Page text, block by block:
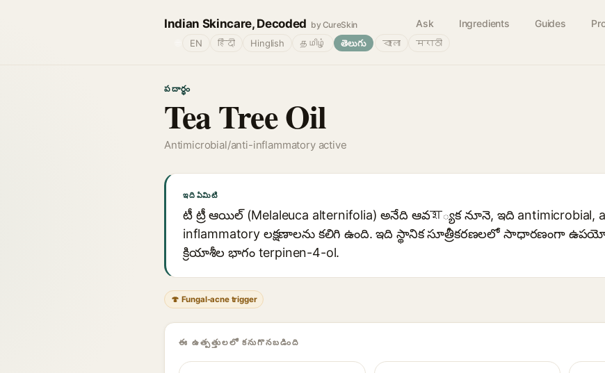
Indian Skincare, Decoded by CureSkin Ask Ingredients Guides
EN हिंदी Hinglish தமிழ் తెలుగు বাংলা मराठी
పదార్థం
Tea Tree Oil
Antimicrobial/anti-inflammatory active
ఇది ఏమిటి
టీ ట్రీ ఆయిల్ (Melaleuca alternifolia) అనేది ఆవश్యక నూనె, ఇది antimicrobial,
inflammatory లక్షణాలను కలిగి ఉంది. ఇది స్థానిక సూత్రీకరణలలో సాధారణంగా
క్రియాశీల భాగం terpinen-4-ol.
🍄 Fungal-acne trigger
ఈ ఉత్పత్తులలో కనుగొనబడింది